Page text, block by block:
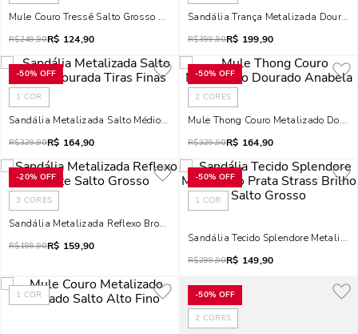
Mule Couro Tressê Salto Grosso Dourado
R$249,90R$ 124,90
Sandália Trança Metalizada
R$399,90R$ 199,90
-50% OFF
1 COR
Sandália Metalizada Salto Médio Dourada Tiras Finas
R$329,90R$ 164,90
-50% OFF
2 CORES
Mule Thong Couro Metalizado
R$329,90R$ 164,90
-20% OFF
3 CORES
Sandália Metalizada Reflexo Bronze Salto Grosso
R$199,90R$ 159,90
-50% OFF
1 COR
Sandália Tecido Splendore
R$299,90R$ 149,90
1 COR -50% OFF
2 CORES